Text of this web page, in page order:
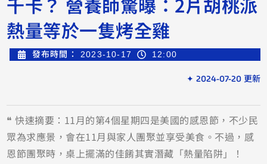
熱量等於一隻烤全雞
發布時間： 2023-10-17 12:00
✦ 2024-07-20 更新
❝ 快速摘要：11月的第4個星期四是美國的感恩節，不少民
眾為求應景，會在11月與家人團聚並享受美食。不過，感
恩節團聚時，桌上擺滿的佳餚其實潛藏「熱量陷阱」！